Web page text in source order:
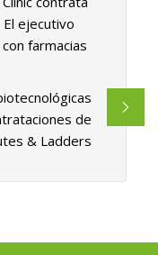
ejecutivo
farmacias
de
& Ladders